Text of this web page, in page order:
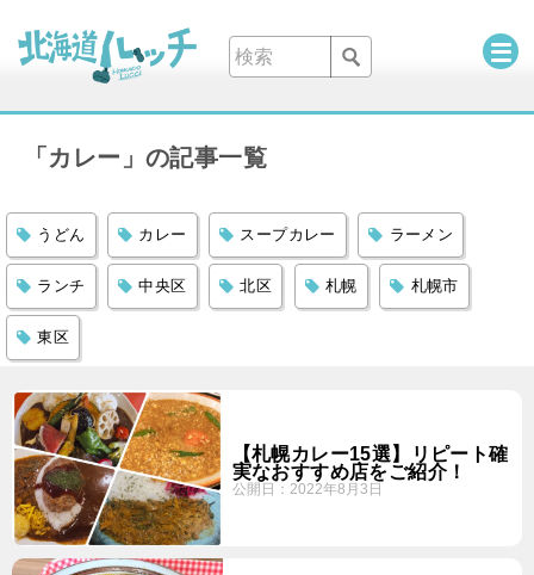
「カレー」の記事一覧
うどん カレー スープカレー ラーメン
ランチ 中央区 北区 札幌 札幌市
東区
【札幌カレー15選】リピート確
実なおすすめ店をご紹介！
公開日： 2022年8月3日